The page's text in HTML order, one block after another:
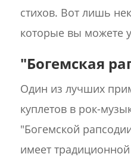
стихов. Вот лишь
которые вы можете
"Богемская
Один из лучших
куплетов в рок-
"Богемской
имеет традиционной